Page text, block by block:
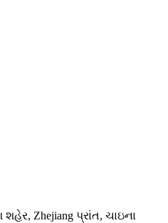
Zhejiang પ્રાંત, ચાઇના